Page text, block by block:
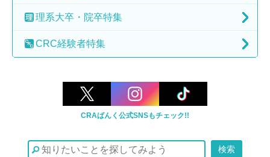
理系大卒・院卒特集
CRC経験者特集
CRAばんく公式SNSもチェック!!